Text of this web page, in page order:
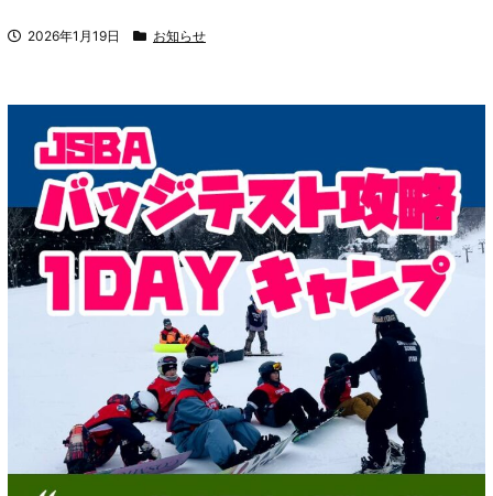
2026年1月19日 お知らせ